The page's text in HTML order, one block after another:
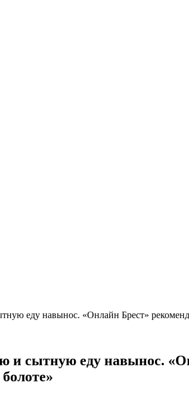
еду навынос. «Онлайн Брест»
и сытную еду навынос.